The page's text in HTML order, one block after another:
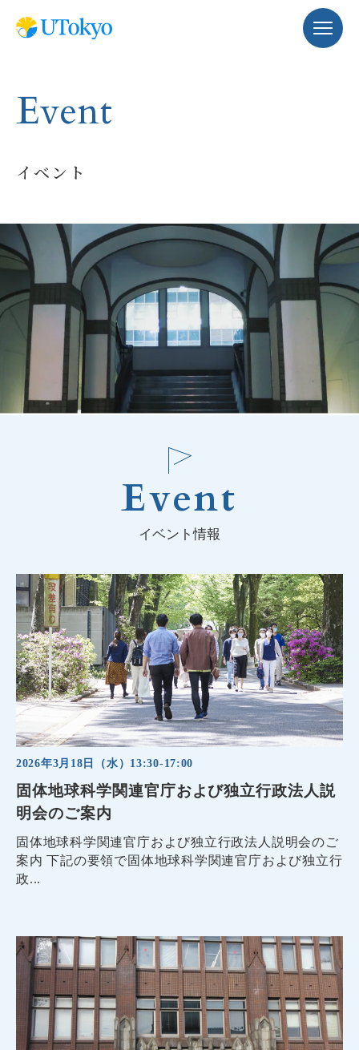
Event
イベント
Event
イベント情報
2026年3月18日（水）13:30-17:00
固体地球科学関連官庁および独立行政法人説
明会のご案内
固体地球科学関連官庁および独立行政法人説明会のご
案内 下記の要領で固体地球科学関連官庁および独立行
政...